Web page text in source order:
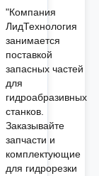
"Компания
ЛидТехнология
занимается
поставкой
запасных частей
для
гидроабразивных
станков.
Заказывайте
запчасти и
комплектующие
для гидрорезки